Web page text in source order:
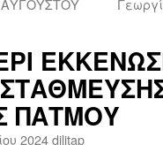
ΠΑΤΜΟΥ
2024dilitap